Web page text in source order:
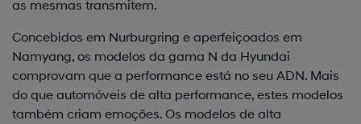
as mesmas transmitem.
Concebidos em Nurburgring e aperfeiçoados em
Namyang, os modelos da gama N da Hyundai
comprovam que a performance está no seu ADN. Mais
do que automóveis de alta performance, estes modelos
também criam emoções. Os modelos de alta